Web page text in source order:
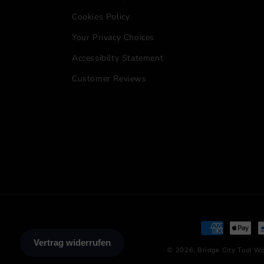
Cookies Policy
Your Privacy Choices
Accessibilty Statement
Customer Reviews
© 2026, Bridge City Tool